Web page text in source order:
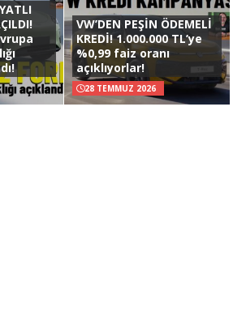
VW’DEN PEŞİN ÖDEMELİ
KREDİ! 1.000.000 TL’ye
%0,99 faiz oranı
açıklıyorlar!
28 TEMMUZ 2026